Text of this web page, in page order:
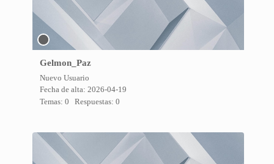
Gelmon_Paz
Nuevo Usuario
Fecha de alta: 2026-04-19
Temas: 0
Respuestas: 0